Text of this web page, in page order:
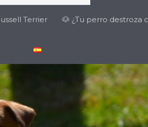
Terrier 🐶 ¿Tu perro destroza